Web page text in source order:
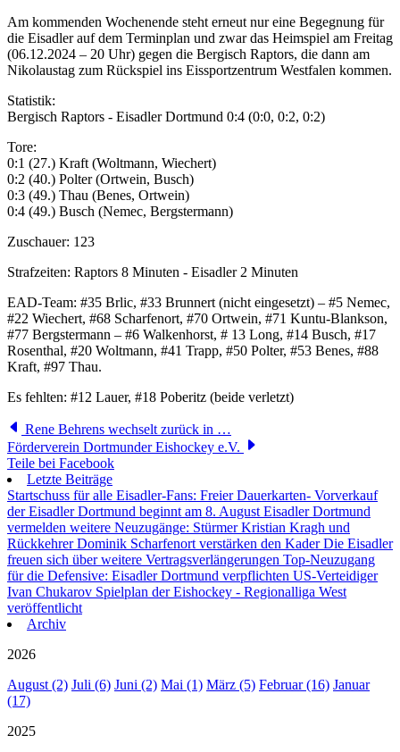
Am kommenden Wochenende steht erneut nur eine Begegnung für
die Eisadler auf dem Terminplan und zwar das Heimspiel am Freitag
(06.12.2024 – 20 Uhr) gegen die Bergisch Raptors, die dann am
Nikolaustag zum Rückspiel ins Eissportzentrum Westfalen kommen.
Statistik:
Bergisch Raptors - Eisadler Dortmund 0:4 (0:0, 0:2, 0:2)
Tore:
0:1 (27.) Kraft (Woltmann, Wiechert)
0:2 (40.) Polter (Ortwein, Busch)
0:3 (49.) Thau (Benes, Ortwein)
0:4 (49.) Busch (Nemec, Bergstermann)
Zuschauer: 123
Strafzeiten: Raptors 8 Minuten - Eisadler 2 Minuten
EAD-Team: #35 Brlic, #33 Brunnert (nicht eingesetzt) – #5 Nemec,
#22 Wiechert, #68 Scharfenort, #70 Ortwein, #71 Kuntu-Blankson,
#77 Bergstermann – #6 Walkenhorst, # 13 Long, #14 Busch, #17
Rosenthal, #20 Woltmann, #41 Trapp, #50 Polter, #53 Benes, #88
Kraft, #97 Thau.
Es fehlten: #12 Lauer, #18 Poberitz (beide verletzt)
Rene Behrens wechselt zurück in …
Förderverein Dortmunder Eishockey e.V.
Teile bei Facebook
Letzte Beiträge
Startschuss für alle Eisadler-Fans: Freier Dauerkarten- Vorverkauf
der Eisadler Dortmund beginnt am 8. August Eisadler Dortmund
vermelden weitere Neuzugänge: Stürmer Kristian Kragh und
Rückkehrer Dominik Scharfenort verstärken den KaderDie Eisadler
freuen sich über weitere Vertragsverlängerungen Top-Neuzugang
für die Defensive: Eisadler Dortmund verpflichten US-Verteidiger
Ivan Chukarov Spielplan der Eishockey - Regionalliga West
veröffentlicht
Archiv
2026
August (2) Juli (6) Juni (2) Mai (1) März (5) Februar (16) Januar
(17)
2025